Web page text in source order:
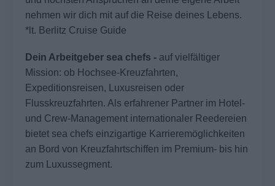
nehmen wir dich mit auf die Reise deines Lebens.
*lt. Berlitz Cruise Guide
Dein Arbeitgeber sea chefs - auf vielfältiger
Mission: ob Hochsee-Kreuzfahrten,
Expeditionsreisen, Luxusreisen oder
Flusskreuzfahrten. Als erfahrener Partner im Hotel-
und Crew-Management internationaler Reedereien
bietet sea chefs einzigartige Karrieremöglichkeiten
an Bord von Kreuzfahrtschiffen im Premium- bis hin
zum Luxussegment.